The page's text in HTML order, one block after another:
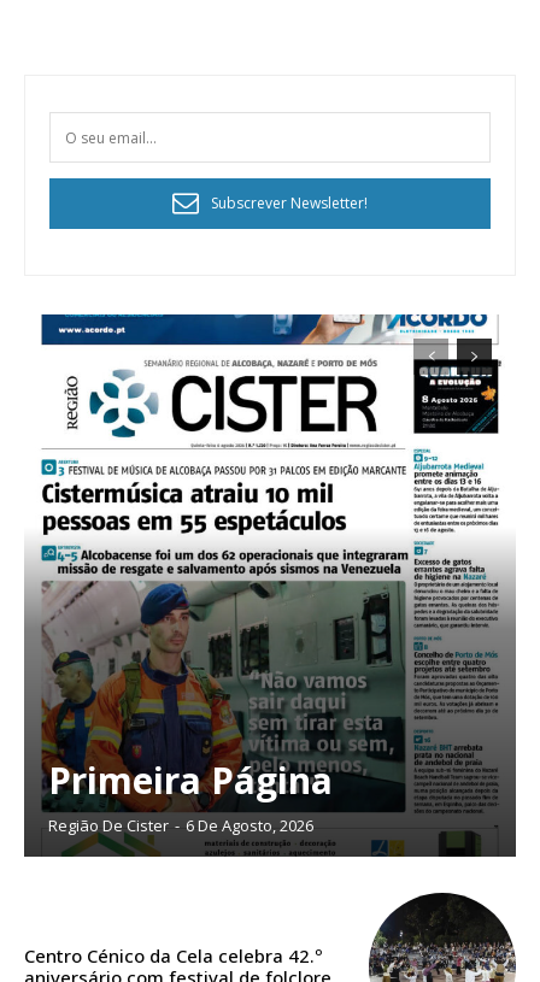
Planos de Assinatura
Faça-se assinante do Região de Cister e ajude-nos a manter este serviço
Subscrever Newsletter!
Primeira Página
Região De Cister - 6 De Agosto, 2026
Centro Cénico da Cela celebra 42.º